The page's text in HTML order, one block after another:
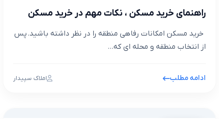
راهنمای خرید مسکن ، نکات مهم در خرید مسکن
خرید مسکن امکانات رفاهی منطقه را در نظر داشته باشید. پس
از انتخاب منطقه و محله ای که...
ادامه مطلب املاک سپیدار